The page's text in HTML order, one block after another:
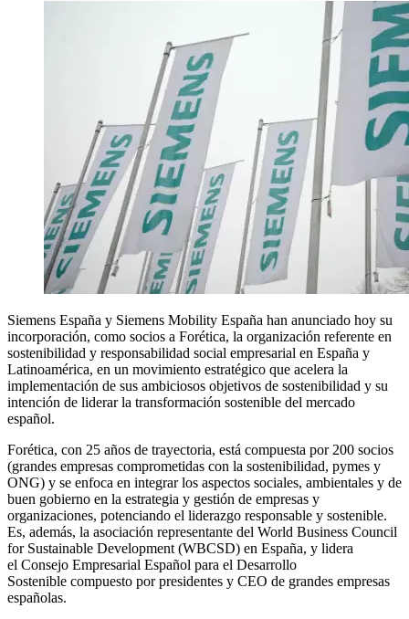
Siemens España y Siemens Mobility España han anunciado hoy su
incorporación, como socios a Forética, la organización referente en
sostenibilidad y responsabilidad social empresarial en España y
Latinoamérica, en un movimiento estratégico que acelera la
implementación de sus ambiciosos objetivos de sostenibilidad y su
intención de liderar la transformación sostenible del mercado
español.
Forética, con 25 años de trayectoria, está compuesta por 200 socios
(grandes empresas comprometidas con la sostenibilidad, pymes y
ONG) y se enfoca en integrar los aspectos sociales, ambientales y de
buen gobierno en la estrategia y gestión de empresas y
organizaciones, potenciando el liderazgo responsable y sostenible.
Es, además, la asociación representante del World Business Council
for Sustainable Development (WBCSD) en España, y lidera
el Consejo Empresarial Español para el Desarrollo
Sostenible compuesto por presidentes y CEO de grandes empresas
españolas.